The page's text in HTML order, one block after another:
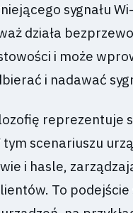
sygnału
działa
i może
i nadawać
tym scenariuszu
i hasle,
To